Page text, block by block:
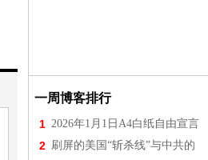
一周博客排行
1 2026年1月1日A4白纸自由宣言
2 刷屏的美国“斩杀线”与中共的